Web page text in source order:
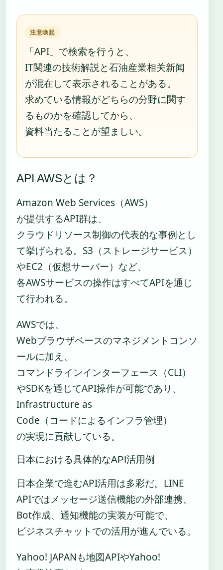
注意喚起
「API」で検索を行うと、
IT関連の技術解説と石油産業相关新闻
が混在して表示されることがある。
求めている情報がどちらの分野に関す
るものかを確認してから、
資料当たることが望ましい。
API AWSとは？
Amazon Web Services（AWS）
が提供するAPI群は、
クラウドリソース制御の代表的な事例とし
て挙げられる。S3（ストレージサービス）
やEC2（仮想サーバー）など、
各AWSサービスの操作はすべてAPIを通じ
て行われる。
AWSでは、
Webブラウザベースのマネジメントコンソ
ールに加え、
コマンドラインインターフェース（CLI）
やSDKを通じてAPI操作が可能であり、
Infrastructure as
Code（コードによるインフラ管理）
の実現に貢献している。
日本における具体的なAPI活用例
日本企業で進むAPI活用は多彩だ。LINE
APIではメッセージ送信機能の外部連携、
Bot作成、通知機能の実装が可能で、
ビジネスチャットでの活用が進んでいる。
Yahoo! JAPANも地図APIやYahoo!